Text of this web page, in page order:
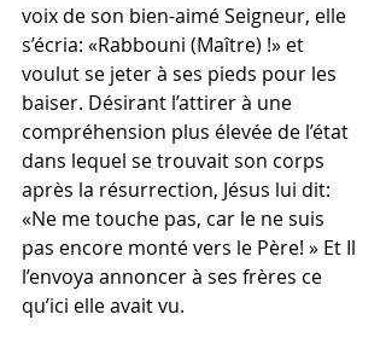
voix de son bien-aimé Seigneur, elle
s’écria: «Rabbouni (Maître) !» et
voulut se jeter à ses pieds pour les
baiser. Désirant l’attirer à une
compréhension plus élevée de l’état
dans lequel se trouvait son corps
après la résurrection, Jésus lui dit:
«Ne me touche pas, car le ne suis
pas encore monté vers le Père! » Et Il
l’envoya annoncer à ses frères ce
qu’ici elle avait vu.